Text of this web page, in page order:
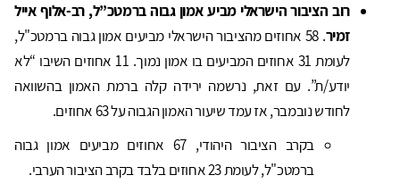
רוב הציבור הישראלי מביע אמון גבוה ברמטכ”ל, רב-אלוף אייל
זמיר
. 58 אחוזים מהציבור הישראלי מביעים אמון גבוה ברמטכ"ל,
לעומת 31 אחוזים המביעים בו אמון נמוך. 11 אחוזים השיבו “לא
יודע/ת”. עם זאת, נרשמה ירידה קלה ברמת האמון בהשוואה
לחודש נובמבר, אז עמד שיעור האמון הגבוה על 63 אחוזים.
בקרב הציבור היהודי, 67 אחוזים מביעים אמון גבוה
ברמטכ"ל, לעומת 23 אחוזים בלבד בקרב הציבור הערבי.